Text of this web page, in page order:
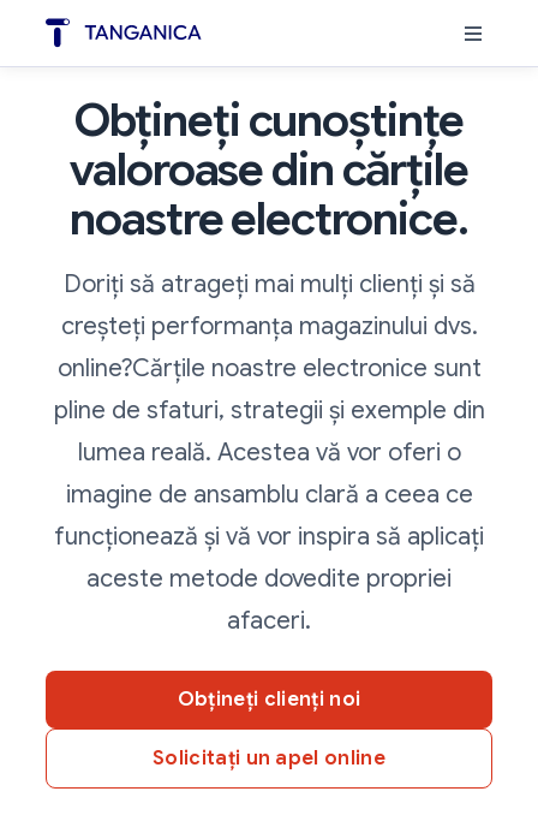
Obțineți cunoștințe
valoroase din cărțile
noastre electronice.
Doriți să atrageți mai mulți clienți și să
creșteți performanța magazinului dvs.
online?Cărțile noastre electronice sunt
pline de sfaturi, strategii și exemple din
lumea reală. Acestea vă vor oferi o
imagine de ansamblu clară a ceea ce
funcționează și vă vor inspira să aplicați
aceste metode dovedite propriei
afaceri.
Obțineți clienți noi
Solicitați un apel online